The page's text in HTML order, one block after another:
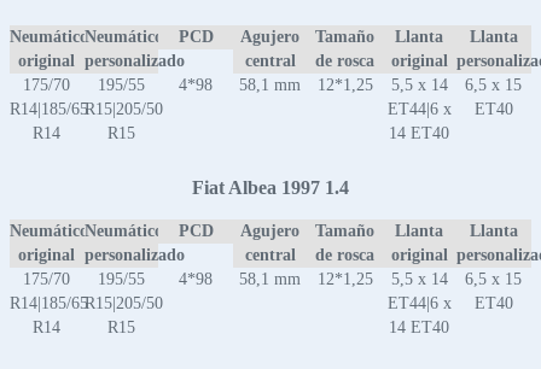
Neumático
original
Neumático
personalizado
PCD
Agujero
central
Tamaño
de rosca
Llanta
original
Llanta
175/70
R14|185/65
R14
195/55
R15|205/50
R15
4*98 58,1 mm 12*1,25
5,5 x 14
ET44|6 x
14 ET40
6,5 x 15
ET40
Fiat Albea 1997 1.4
Neumático
original
Neumático
personalizado
PCD
Agujero
central
Tamaño
de rosca
Llanta
original
Llanta
175/70
R14|185/65
R14
195/55
R15|205/50
R15
4*98 58,1 mm 12*1,25
5,5 x 14
ET44|6 x
14 ET40
6,5 x 15
ET40